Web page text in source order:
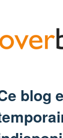
blog